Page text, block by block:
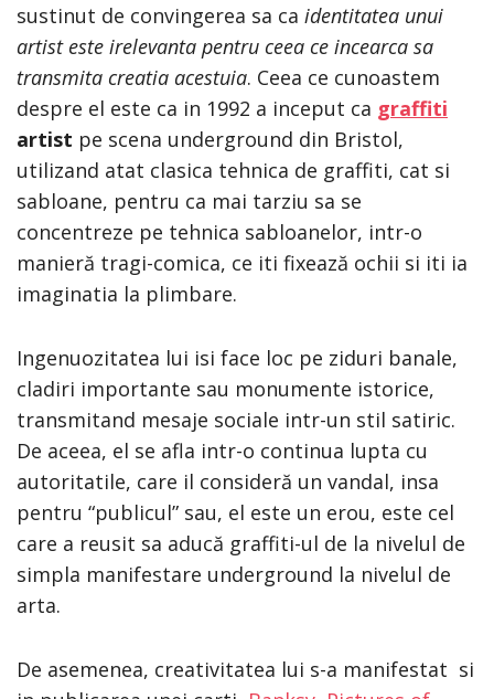
sustinut de convingerea sa ca identitatea unui
artist este irelevanta pentru ceea ce incearca sa
transmita creatia acestuia. Ceea ce cunoastem
despre el este ca in 1992 a inceput ca graffiti
artist pe scena underground din Bristol,
utilizand atat clasica tehnica de graffiti, cat si
sabloane, pentru ca mai tarziu sa se
concentreze pe tehnica sabloanelor, intr-o
manieră tragi-comica, ce iti fixează ochii si iti ia
imaginatia la plimbare.
Ingenuozitatea lui isi face loc pe ziduri banale,
cladiri importante sau monumente istorice,
transmitand mesaje sociale intr-un stil satiric.
De aceea, el se afla intr-o continua lupta cu
autoritatile, care il consideră un vandal, insa
pentru “publicul” sau, el este un erou, este cel
care a reusit sa aducă graffiti-ul de la nivelul de
simpla manifestare underground la nivelul de
arta.
De asemenea, creativitatea lui s-a manifestat si